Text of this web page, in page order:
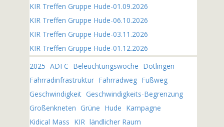
i
l
.
.
KIR Treffen Gruppe Hude-01.09.2026
KIR Treffen Gruppe Hude-06.10.2026
KIR Treffen Gruppe Hude-03.11.2026
KIR Treffen Gruppe Hude-01.12.2026
2025 ADFC Beleuchtungswoche Dötlingen
Fahrradinfrastruktur Fahrradweg Fußweg
Geschwindigkeit Geschwindigkeits-Begrenzung
Großenkneten Grüne Hude Kampagne
Kidical Mass KIR ländlicher Raum